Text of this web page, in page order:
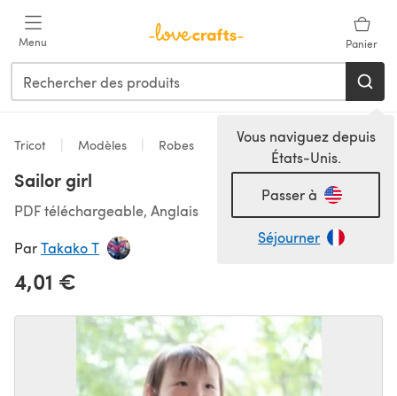
Menu Panier
Vous naviguez depuis
États-Unis.
Passer à
Séjourner
Tricot Modèles Robes
Sailor girl
PDF téléchargeable, Anglais
ParTakako T
4,01 €